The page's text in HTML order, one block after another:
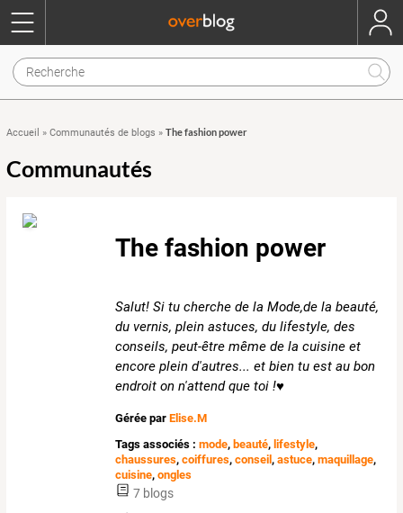
Accueil » Communautés de blogs » The fashion power
Communautés
The fashion power
Salut! Si tu cherche de la Mode,de la beauté,
du vernis, plein astuces, du lifestyle, des
conseils, peut-être même de la cuisine et
encore plein d'autres... et bien tu est au bon
endroit on n'attend que toi !♥
Gérée parElise.M
Tags associés : mode, beauté, lifestyle,
chaussures,coiffures,conseil,astuce,maquillage,
cuisine,ongles
7 blogs